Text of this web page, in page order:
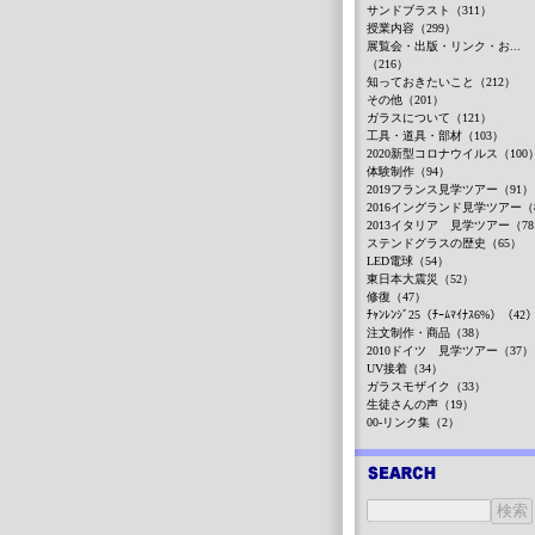
サンドブラスト（311）
授業内容（299）
展覧会・出版・リンク・お...
（216）
知っておきたいこと（212）
その他（201）
ガラスについて（121）
工具・道具・部材（103）
2020新型コロナウイルス（100）
体験制作（94）
2019フランス見学ツアー（91）
2016イングランド見学ツアー（
2013イタリア 見学ツアー（78
ステンドグラスの歴史（65）
LED電球（54）
東日本大震災（52）
修復（47）
ﾁｬﾝﾚﾝｼﾞ25（ﾁｰﾑﾏｲﾅｽ6%）（42）
注文制作・商品（38）
2010ドイツ 見学ツアー（37）
UV接着（34）
ガラスモザイク（33）
生徒さんの声（19）
00-リンク集（2）